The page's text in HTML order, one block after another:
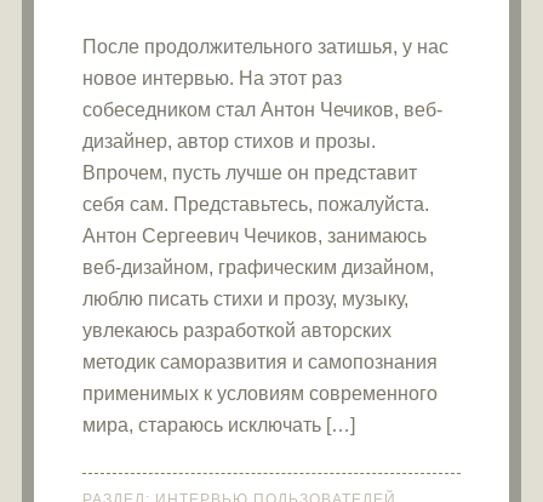
После продолжительного затишья, у нас
новое интервью. На этот раз
собеседником стал Антон Чечиков, веб-
дизайнер, автор стихов и прозы.
Впрочем, пусть лучше он представит
себя сам. Представьтесь, пожалуйста.
Антон Сергеевич Чечиков, занимаюсь
веб-дизайном, графическим дизайном,
люблю писать стихи и прозу, музыку,
увлекаюсь разработкой авторских
методик саморазвития и самопознания
применимых к условиям современного
мира, стараюсь исключать […]